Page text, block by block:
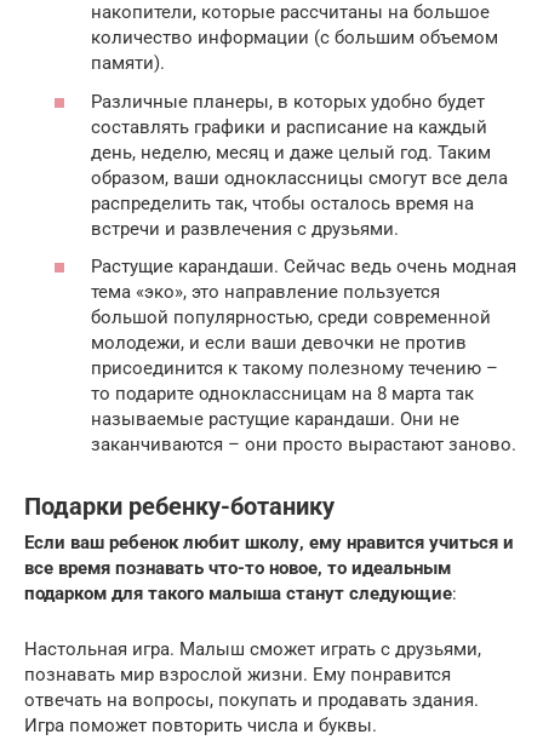
накопители, которые рассчитаны на большое
количество информации (с большим объемом
памяти).
Различные планеры, в которых удобно будет
составлять графики и расписание на каждый
день, неделю, месяц и даже целый год. Таким
образом, ваши одноклассницы смогут все дела
распределить так, чтобы осталось время на
встречи и развлечения с друзьями.
Растущие карандаши. Сейчас ведь очень модная
тема «эко», это направление пользуется
большой популярностью, среди современной
молодежи, и если ваши девочки не против
присоединится к такому полезному течению –
то подарите одноклассницам на 8 марта так
называемые растущие карандаши. Они не
заканчиваются – они просто вырастают заново.
Подарки ребенку-ботанику
Если ваш ребенок любит школу, ему нравится учиться и
все время познавать что-то новое, то идеальным
подарком для такого малыша станут следующие:
Настольная игра. Малыш сможет играть с друзьями,
познавать мир взрослой жизни. Ему понравится
отвечать на вопросы, покупать и продавать здания.
Игра поможет повторить числа и буквы.